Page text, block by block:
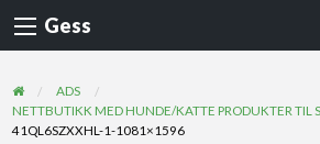
Gess
ADS
NETTBUTIKK MED HUNDE/KATTE PRODUKTER TIL
41QL6SZXXHL-1-1081×1596